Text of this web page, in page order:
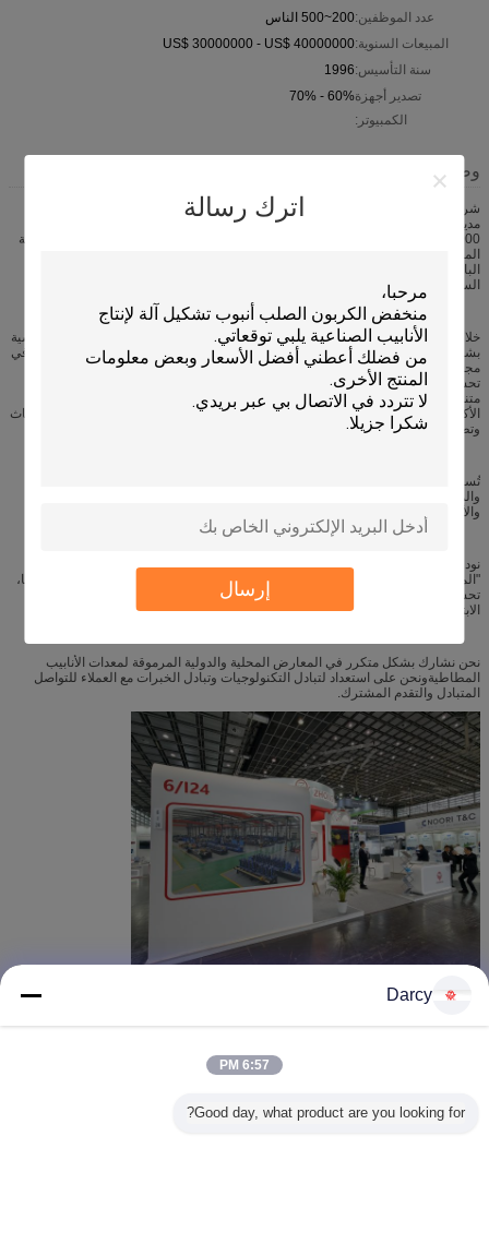
عدد الموظفين:200~500 الناس
المبيعات السنوية:US$ 30000000 - US$ 40000000
سنة التأسيس:1996
تصدير أجهزة
الكمبيوتر:
60% - 70%
وصف الشركة
شركة تشانغجياجانغ تشونغيو للتكنولوجيا المعدنية المحدودة تقع في شارع شيانغشان ،
مدينة جينغانغ ، مدينة تشانغجياجانغ ، مقاطعة جيانغسو ، الصين. برأس مال مسجل قدره
RMB20 ،000،000 يوان، وتتخصص الشركة في تصنيع خطوط الأنابيب عالية التردد الدقة
البارد،آلة الفولاذ الزاوية، قطع بارد منشار آلة الخ. في الوقت الحاضر، والقدرة الإنتاجية
السنوية هي أكثر من 150 مجموعة.
خلال أكثر من عشر سنوات من التنمية الفعالة المستمرة، أصبحت الشركة بالفعل تنافسية
بشكل جيد جدا من حيث حصة السوق، والتكنولوجيا،الموارد البشرية والموقع الجغرافي في
مجالهاللحفاظ على قدرتها التنافسية في السوق المتنافسة الشديدة، واصلت الشركة
تحسين نفسها من خلال تحسين نظام الابتكار، وإنشاء منصة الموارد البشرية،بناء علاقة
متناغمة مع العملاءوبالتالي، الآن، باعتبارنا أحد أكثر البائعين شعبية ومفضلة لعملائنا،نحن
الأكثر تقدمًا ونلعب دورًا رائدًا في مجال السوق المحلية لجودة المنتجات والإنجاز في أبحاث
وتطوير المنتجات الجديدة وتطوير السوق.
تُستخدم منتجات الشركة على نطاق واسع في صناعات تصنيع الأنابيب المطاومة
والمنتجات الرياضية ومعدات اللياقة البدنية والأجهزة والأدوات الطبية وسلع الأطفال
والأثاثأجهزة كهربائية منزلية، المركبات، بناء السفن، نقل النفط ومحطات الطاقة الخ.
نود أن نشكر الناس على دعمهم ومحبتهم لمعدات زونغيو المعدنية سنلتزم بسياسة
"المركز على الناس والجودة أولاً" لبناء شركتنا أكبر وأقوىسوف نستمر في تحديث إدارتنا،
تحسين جودة منتجاتنا، تعزيز المنافسة الأساسية للمؤسسة،وننمو مع عملائنا من خلال
الابتكار التكنولوجي وإدارة الكفاءة العالية لخلق قيمة أكبر للعملاء والعودة الاجتماعية.
نحن نشارك بشكل متكرر في المعارض المحلية والدولية المرموقة لمعدات الأنابيب
المطاطيةونحن على استعداد لتبادل التكنولوجيات وتبادل الخبرات مع العملاء للتواصل
المتبادل والتقدم المشترك.
في تحقيق أفضل تأثير لترويج علامتنا التجارية وحصة السوق.سوف نسعى جاهدين لتطوير
منتجات مبتكرة بشكل مستقل، تحسين تقنيات العملية وتعزيز القدرة التنافسية للمنتجات
المتبادلة لخلق مستقبل أفضل.
اترك رسالة
إرسال
Darcy
6:57 PM
Good day, what product are you looking for?